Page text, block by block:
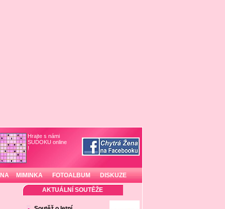
Hrajte s námi
SUDOKU online
!
MIMINKA FOTOALBUM DISKUZE
AKTUÁLNÍ SOUTĚŽE